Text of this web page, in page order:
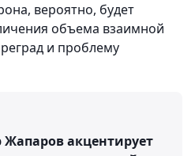
вероятно, будет
объема взаимной
и проблему
Жапаров акцентирует